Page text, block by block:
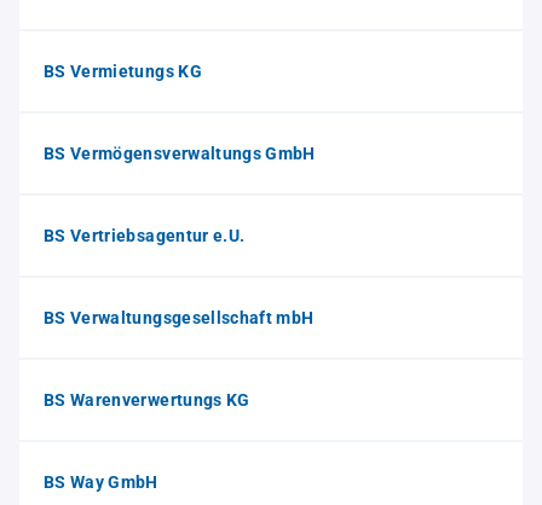
BS Vermietungs KG
BS Vermögensverwaltungs GmbH
BS Vertriebsagentur e.U.
BS Verwaltungsgesellschaft mbH
BS Warenverwertungs KG
BS Way GmbH